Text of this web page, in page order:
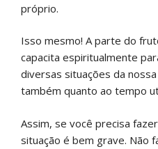
próprio.
Isso mesmo! A parte do
capacita espiritualmente
diversas situações da
também quanto ao tempo
Assim, se você precisa
situação é bem grave. Não